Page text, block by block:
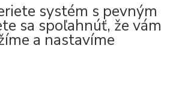
systém s pevným
sa spoľahnúť, že vám
a nastavíme